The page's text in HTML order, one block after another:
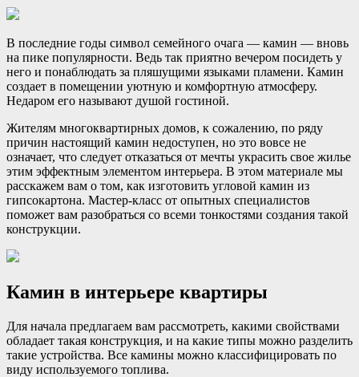
В последние годы символ семейного очага — камин — вновь
на пике популярности. Ведь так приятно вечером посидеть у
него и понаблюдать за пляшущими языками пламени. Камин
создает в помещении уютную и комфортную атмосферу.
Недаром его называют душой гостиной.
Жителям многоквартирных домов, к сожалению, по ряду
причин настоящий камин недоступен, но это вовсе не
означает, что следует отказаться от мечты украсить свое жилье
этим эффектным элементом интерьера. В этом материале мы
расскажем вам о том, как изготовить угловой камин из
гипсокартона. Мастер-класс от опытных специалистов
поможет вам разобраться со всеми тонкостями создания такой
конструкции.
Камин в интерьере квартиры
Для начала предлагаем вам рассмотреть, какими свойствами
обладает такая конструкция, и на какие типы можно разделить
такие устройства. Все камины можно классифицировать по
виду используемого топлива.